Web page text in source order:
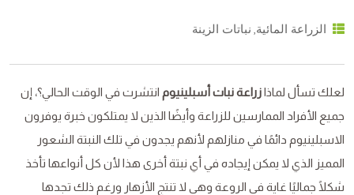
الزراعة المائية نباتات الزينة
لعلك تسأل لماذازراعة نبات أسبلينيوم انتشرت في الوقت الحالي؟، إن
جميع الأفراد الممارسين للزراعة وأيضًا الذين لا يمتلكون خبرة يوفرون
الاسبلينيوم دائمًا في منازلهم لأنهم يجدون في تلك النبتة الشعور
المميز الذي لا يمكن إيجاده في أي نبتة أخرى هذا لأن كل أنواعها تأخذ
شكلًا جماليًا غاية في الروعة وهي لا تنتج الأزهار ورغم ذلك تجدها